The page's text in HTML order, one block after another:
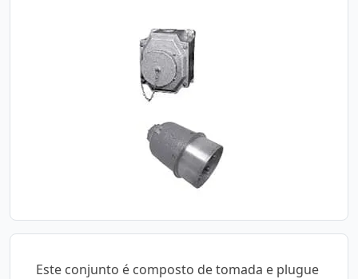
Este conjunto é composto de tomada e plugue